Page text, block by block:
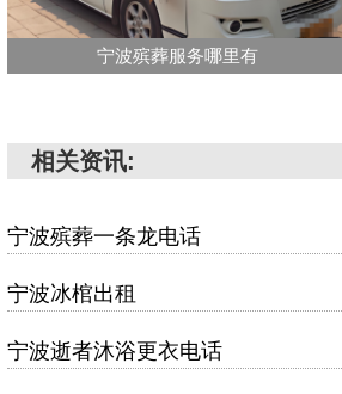
宁波殡葬服务哪里有
相关资讯:
宁波殡葬一条龙电话
宁波冰棺出租
宁波逝者沐浴更衣电话